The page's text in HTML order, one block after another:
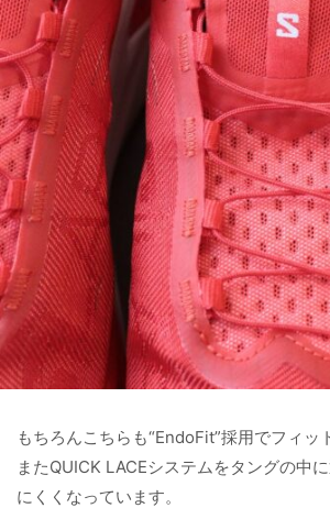
もちろんこちらも“EndoFit”採用でフィッ
またQUICK LACEシステムをタングの中
にくくなっています。